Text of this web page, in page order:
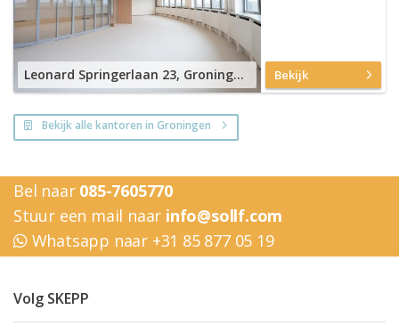
Leonard Springerlaan 23, Groningen Centrum Bekijk
Bekijk alle kantoren in Groningen
Bel naar 085-7605770
Stuur een mail naar info@sollf.com
Whatsapp naar +31 85 877 05 19
Volg SKEPP